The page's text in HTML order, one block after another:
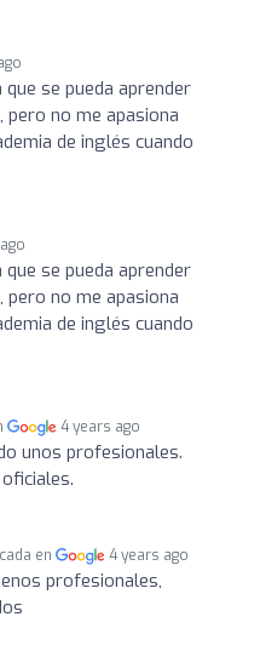
se pueda aprender
pero no me apasiona
de inglés cuando
se pueda aprender
pero no me apasiona
de inglés cuando
4 years ago
unos profesionales.
en 4 years ago
profesionales,